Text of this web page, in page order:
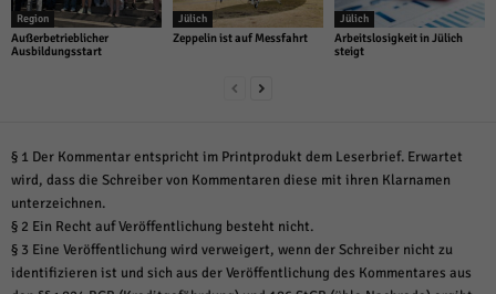
Region
Außerbetrieblicher
Ausbildungsstart
Jülich
Zeppelin ist auf Messfahrt
Jülich
Arbeitslosigkeit in Jülich
steigt
§ 1 Der Kommentar entspricht im Printprodukt dem Leserbrief. Erwartet
wird, dass die Schreiber von Kommentaren diese mit ihren Klarnamen
unterzeichnen.
§ 2 Ein Recht auf Veröffentlichung besteht nicht.
§ 3 Eine Veröffentlichung wird verweigert, wenn der Schreiber nicht zu
identifizieren ist und sich aus der Veröffentlichung des Kommentares aus